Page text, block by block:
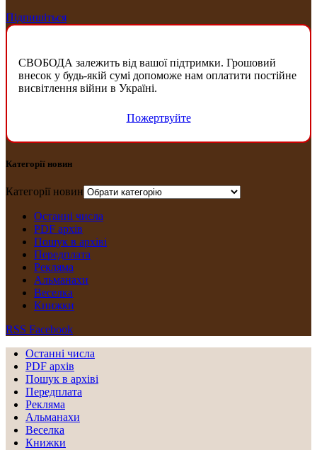
Підпишіться
СВОБОДА залежить від вашої підтримки. Грошовий
внесок у будь-якій сумі допоможе нам оплатити постійне
висвітлення війни в Україні.
Пожертвуйте
Категорії новин
Категорії новин
Останні числа
PDF архів
Пошук в архіві
Передплата
Рекляма
Альманахи
Веселка
Книжки
RSS Facebook
Останні числа
PDF архів
Пошук в архіві
Передплата
Рекляма
Альманахи
Веселка
Книжки